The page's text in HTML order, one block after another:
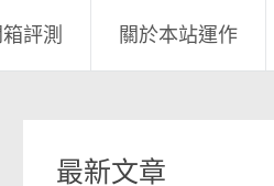
箱評測 關於本站運作
最新文章